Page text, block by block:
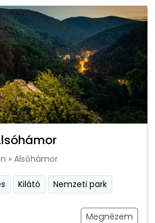
» Alsóhámor
Kilátó Nemzeti park
Megnézem